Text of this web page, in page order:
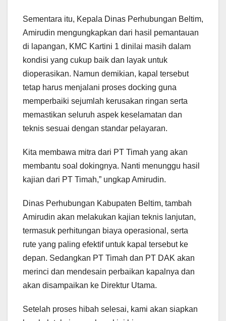
Sementara itu, Kepala Dinas Perhubungan Beltim,
Amirudin mengungkapkan dari hasil pemantauan
di lapangan, KMC Kartini 1 dinilai masih dalam
kondisi yang cukup baik dan layak untuk
dioperasikan. Namun demikian, kapal tersebut
tetap harus menjalani proses docking guna
memperbaiki sejumlah kerusakan ringan serta
memastikan seluruh aspek keselamatan dan
teknis sesuai dengan standar pelayaran.
Kita membawa mitra dari PT Timah yang akan
membantu soal dokingnya. Nanti menunggu hasil
kajian dari PT Timah,” ungkap Amirudin.
Dinas Perhubungan Kabupaten Beltim, tambah
Amirudin akan melakukan kajian teknis lanjutan,
termasuk perhitungan biaya operasional, serta
rute yang paling efektif untuk kapal tersebut ke
depan. Sedangkan PT Timah dan PT DAK akan
merinci dan mendesain perbaikan kapalnya dan
akan disampaikan ke Direktur Utama.
Setelah proses hibah selesai, kami akan siapkan